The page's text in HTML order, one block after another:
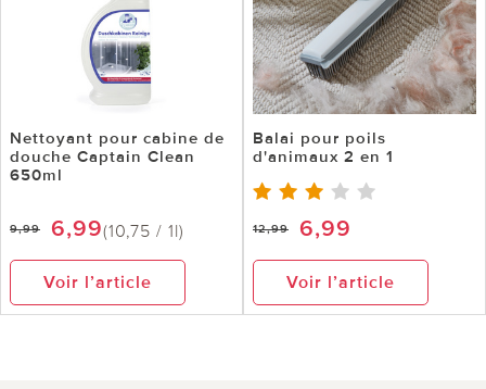
Nettoyant pour cabine de
douche Captain Clean
650ml
9,99 6,99(10,75 / 1l)
Voir l’article
Balai pour poils
d'animaux 2 en 1
12,99 6,99
Voir l’article